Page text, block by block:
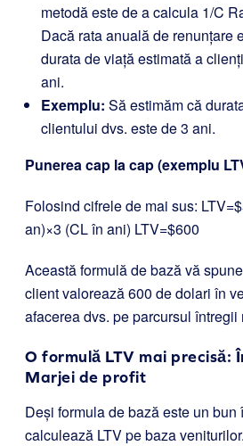
metodă este de a calcula 1/C
Dacă rata anuală de renunțare
durata de viață estimată a
ani.
Exemplu: Să estimăm că
clientului dvs. este de 3 ani.
Punerea cap la cap (exemplu
Folosind cifrele de mai sus:
an)×3 (CL în ani) LTV=$600
Această formulă de bază vă
client valorează 600 de dolari în
afacerea dvs. pe parcursul întregii
O formulă LTV mai precisă:
Marjei de profit
Deși formula de bază este un bun
calculează LTV pe baza